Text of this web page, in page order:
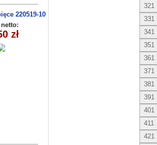
220519-10
4)
zł
321
331
341
351
361
371
381
391
401
411
421